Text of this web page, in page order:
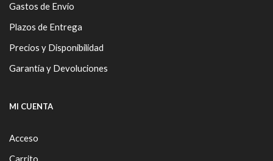
Gastos de Envío
Plazos de Entrega
Precios y Disponibilidad
Garantía y Devoluciones
MI CUENTA
Acceso
Carrito